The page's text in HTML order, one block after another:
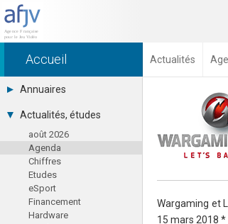
Accueil Actualités
Annuaires
Toutes les sociétés (691)
Studios (418)
Editeurs (49)
Distributeurs (16)
Hard. / Accessoires (10)
Middlewares (15)
Prestataires (99)
Assoc. / Syndicats (21)
Formations / Ecoles (46)
Actualités, études
août 2026
Agenda
Chiffres
Etudes
eSport
Financement
Hardware
Wargaming et
15 mars 2018 *